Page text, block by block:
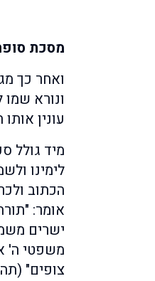
מסכת
ואחר כך
ונורא
עונין
מיד גולל
לימינו
הכתוב
אומר:
ישרים
משפטי ה'
צופים"